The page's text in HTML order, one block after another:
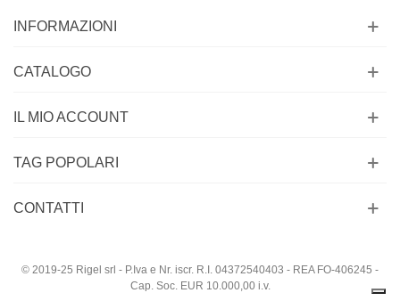
INFORMAZIONI
CATALOGO
IL MIO ACCOUNT
TAG POPOLARI
CONTATTI
© 2019-25 Rigel srl - P.Iva e Nr. iscr. R.I. 04372540403 - REA FO-406245 -
Cap. Soc. EUR 10.000,00 i.v.